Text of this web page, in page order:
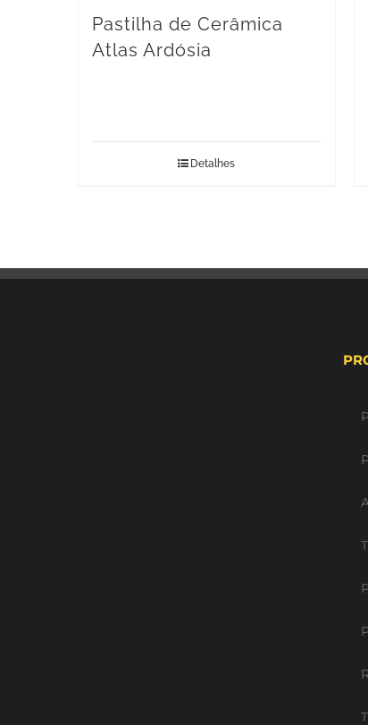
Pastilha de Cerâmica
Atlas Ardósia
Detalhes